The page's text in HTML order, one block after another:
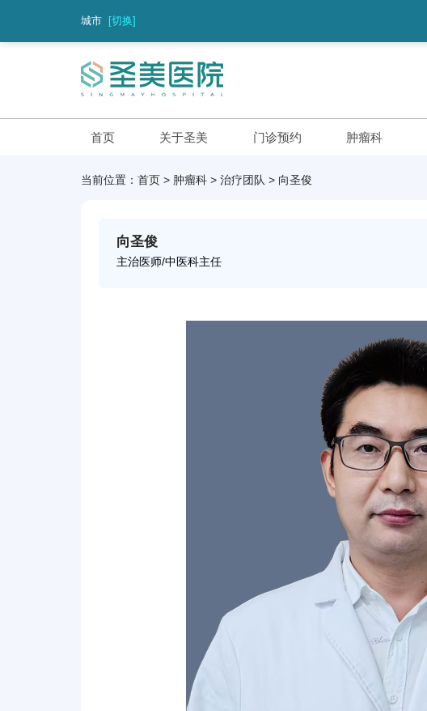
城市 [切换]
首页 关于圣美 门诊预约 肿瘤科
当前位置： 首页 > 肿瘤科 > 治疗团队 > 向圣俊
向圣俊
主治医师/中医科主任